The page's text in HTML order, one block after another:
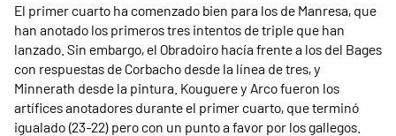
El primer cuarto ha comenzado bien para los de Manresa, que
han anotado los primeros tres intentos de triple que han
lanzado. Sin embargo, el Obradoiro hacía frente a los del Bages
con respuestas de Corbacho desde la línea de tres, y
Minnerath desde la pintura. Kouguere y Arco fueron los
artífices anotadores durante el primer cuarto, que terminó
igualado (23-22) pero con un punto a favor por los gallegos.